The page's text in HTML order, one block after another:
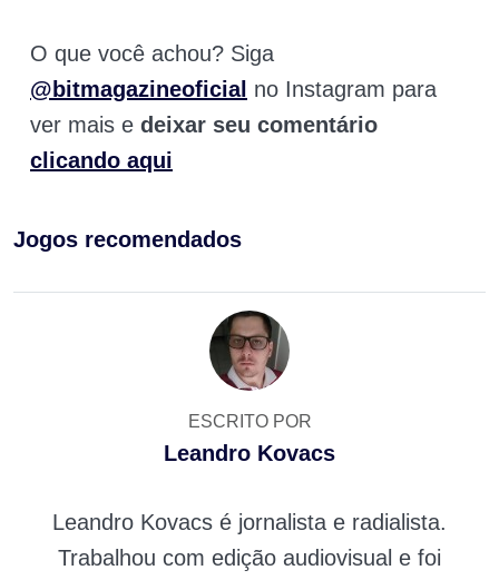
O que você achou? Siga
@bitmagazineoficial no Instagram para
ver mais e deixar seu comentário
clicando aqui
Jogos recomendados
ESCRITO POR
Leandro Kovacs
Leandro Kovacs é jornalista e radialista.
Trabalhou com edição audiovisual e foi